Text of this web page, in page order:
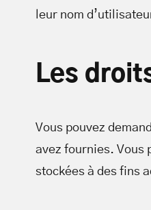
leur nom
Les
Vous pouvez
avez fournies. Vous
stockées à des fins